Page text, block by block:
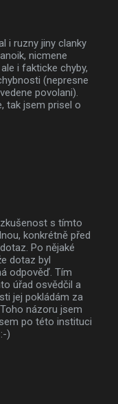
i ruzny jiny clanky
nicmene
i fakticke chyby,
(nepresne
povolani).
tak jsem prisel o
s tímto
konkrétně před
Po nějaké
dotaz byl
odpověď. Tím
úřad osvědčil a
jej pokládám za
názoru jsem
po této instituci
)